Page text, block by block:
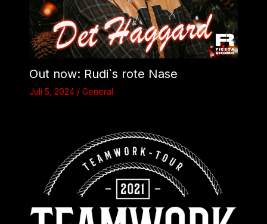
Out now: Rudi`s rote Nase
Juli 5, 2024 / General